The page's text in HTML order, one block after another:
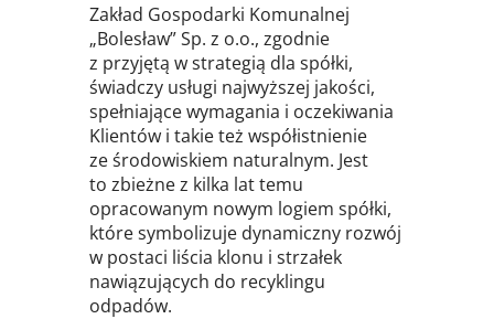
Zakład Gospodarki Komunalnej
„Bolesław” Sp. z o.o., zgodnie
z przyjętą w strategią dla spółki,
świadczy usługi najwyższej jakości,
spełniające wymagania i oczekiwania
Klientów i takie też współistnienie
ze środowiskiem naturalnym. Jest
to zbieżne z kilka lat temu
opracowanym nowym logiem spółki,
które symbolizuje dynamiczny rozwój
w postaci liścia klonu i strzałek
nawiązujących do recyklingu
odpadów.